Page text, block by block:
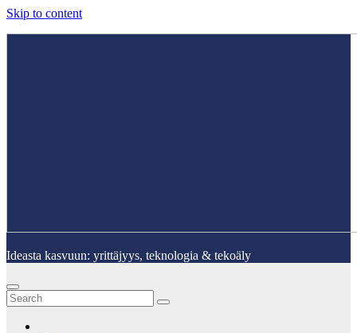
Skip to content
Ideasta kasvuun: yrittäjyys, teknologia & tekoäly